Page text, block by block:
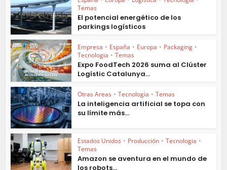
Temas
El potencial energético de los
parkings logísticos
Empresa • España • Europa • Packaging •
Tecnologia • Temas
Expo FoodTech 2026 suma al Clúster
Logístic Catalunya...
Otras Areas • Tecnologia • Temas
La inteligencia artificial se topa con
su límite más...
Estados Unidos • Producción • Tecnologia •
Temas
Amazon se aventura en el mundo de
los robots...